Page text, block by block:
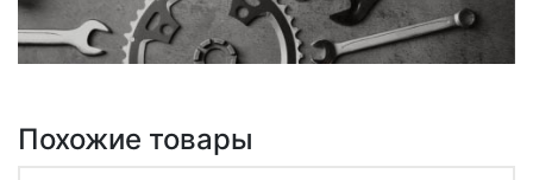
Похожие товары